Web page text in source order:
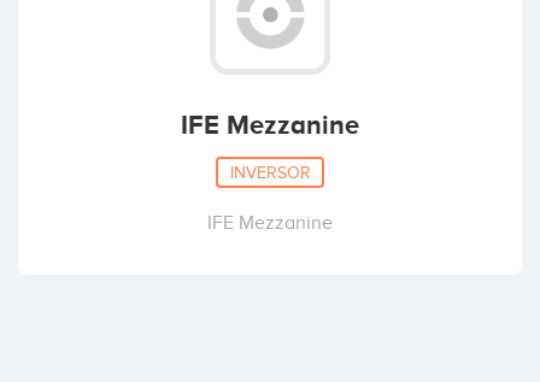
IFE Mezzanine
INVERSOR
IFE Mezzanine